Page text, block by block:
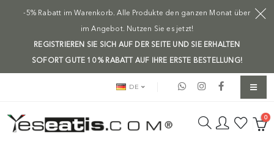
-5% Rabatt im Warenkorb. Alle Produkte den ganzen Monat über
im Angebot. Nutzen Sie es jetzt!
REGISTRIEREN SIE SICH AUF DER SEITE UND SIE ERHALTEN
SOFORT GUTE 10 % RABATT AUF IHRE ERSTE BESTELLUNG!
DE
0